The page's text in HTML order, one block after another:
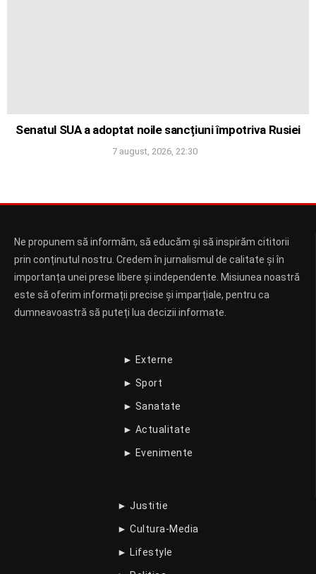
Senatul SUA a adoptat noile sancțiuni împotriva Rusiei
7 august, 2026, 22:30
Ne propunem să informăm, să educăm și să inspirăm cititorii
prin conținutul nostru. Credem în jurnalismul de calitate și în
importanța unei prese libere și independente. Misiunea noastră
este să oferim informații precise și imparțiale, pentru ca
dumneavoastră să puteți lua decizii informate.
► Externe
► Sport
► Sanatate
► Actualitate
► Evenimente
► Justitie
► Cultura-Media
► Lifestyle